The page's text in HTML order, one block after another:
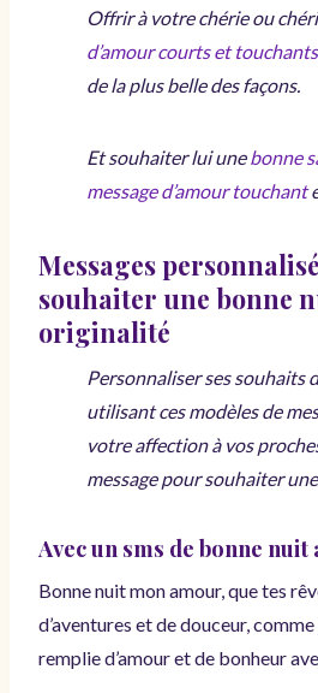
Offrir à votre chérie ou
d’amour courts et touchants
de la plus belle des façons.
Et souhaiter lui unebonne
message d’amour touchant
Messages
souhaiter une bonne
originalité
Personnaliser ses souhaits
utilisant ces modèles de
votre affection à vos
message pour souhaiter
Avec un sms de bonne nuit
Bonne nuit mon amour, que tes
d’aventures et de douceur,
remplie d’amour et de bonheur